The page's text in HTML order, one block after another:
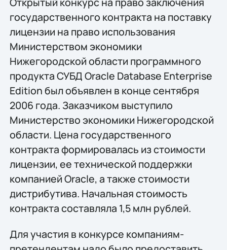
государственного контракта на поставку
лицензии на право использования
Министерством экономики
Нижегородской области программного
продукта СУБД Oracle Database Enterprise
Edition был объявлен в конце сентября
2006 года. Заказчиком выступило
Министерство экономики Нижегородской
области. Цена государственного
контракта формировалась из стоимости
лицензии, ее технической поддержки
компанией Oracle, а также стоимости
дистрибутива. Начальная стоимость
контракта составляла 1,5 млн рублей.
Для участия в конкурсе компаниям-